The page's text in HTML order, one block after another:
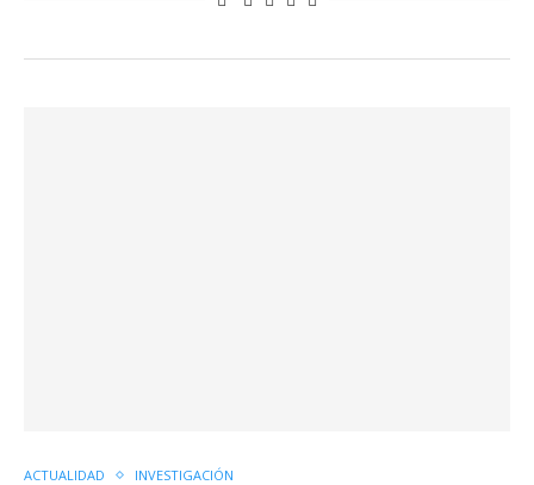
ACTUALIDAD INVESTIGACIÓN